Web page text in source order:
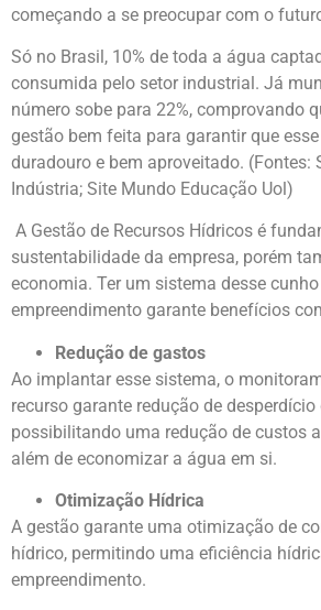
começando a se preocupar com o
Só no Brasil, 10% de toda a água
consumida pelo setor industrial. Já
número sobe para 22%, comprovando
gestão bem feita para garantir que
duradouro e bem aproveitado. (Fontes:
Indústria; Site Mundo Educação Uol)
A Gestão de Recursos Hídricos é
sustentabilidade da empresa, porém
economia. Ter um sistema desse
empreendimento garante benefícios
Redução de gastos
Ao implantar esse sistema, o
recurso garante redução de desperdício
possibilitando uma redução de custos
além de economizar a água em si.
Otimização Hídrica
A gestão garante uma otimização de
hídrico, permitindo uma eficiência
empreendimento.